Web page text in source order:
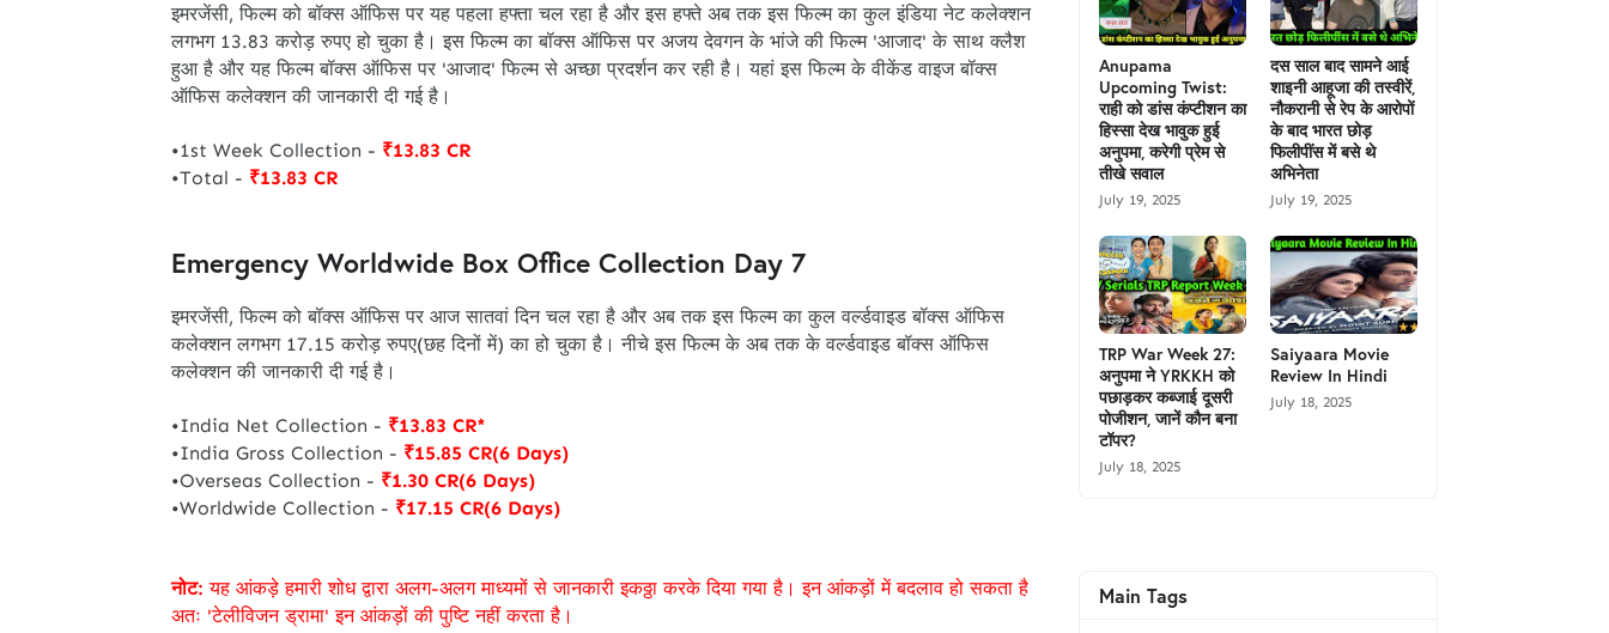
इमरजेंसी, फिल्म को बॉक्स ऑफिस पर यह पहला हफ्ता चल रहा है और इस हफ्ते अब तक इस फिल्म का कुल इंडिया नेट कलेक्शन
लगभग 13.83 करोड़ रुपए हो चुका है। इस फिल्म का बॉक्स ऑफिस पर अजय देवगन के भांजे की फिल्म 'आजाद' के साथ क्लैश
हुआ है और यह फिल्म बॉक्स ऑफिस पर 'आजाद' फिल्म से अच्छा प्रदर्शन कर रही है। यहां इस फिल्म के वीकेंड वाइज बॉक्स
ऑफिस कलेक्शन की जानकारी दी गई है।
•1st Week Collection - ₹13.83 CR
•Total - ₹13.83 CR
Emergency Worldwide Box Office Collection Day 7
इमरजेंसी, फिल्म को बॉक्स ऑफिस पर आज सातवां दिन चल रहा है और अब तक इस फिल्म का कुल वर्ल्डवाइड बॉक्स ऑफिस
कलेक्शन लगभग 17.15 करोड़ रुपए(छह दिनों में) का हो चुका है। नीचे इस फिल्म के अब तक के वर्ल्डवाइड बॉक्स ऑफिस
कलेक्शन की जानकारी दी गई है।
•India Net Collection - ₹13.83 CR*
•India Gross Collection - ₹15.85 CR(6 Days)
•Overseas Collection - ₹1.30 CR(6 Days)
•Worldwide Collection - ₹17.15 CR(6 Days)
नोट: यह आंकड़े हमारी शोध द्वारा अलग-अलग माध्यमों से जानकारी इकठ्ठा करके दिया गया है। इन आंकड़ों में बदलाव हो सकता है
अतः 'टेलीविजन ड्रामा' इन आंकड़ों की पुष्टि नहीं करता है।
Anupama
Upcoming Twist:
राही को डांस कंप्टीशन का
हिस्सा देख भावुक हुई
अनुपमा, करेगी प्रेम से
तीखे सवाल
July 19, 2025
दस साल बाद सामने आई
शाइनी आहूजा की तस्वीरें,
नौकरानी से रेप के आरोपों
के बाद भारत छोड़
फिलीपींस में बसे थे
अभिनेता
July 19, 2025
TRP War Week 27:
अनुपमा ने YRKKH को
पछाड़कर कब्जाई दूसरी
पोजीशन, जानें कौन बना
टॉपर?
July 18, 2025
Saiyaara Movie
Review In Hindi
July 18, 2025
Main Tags